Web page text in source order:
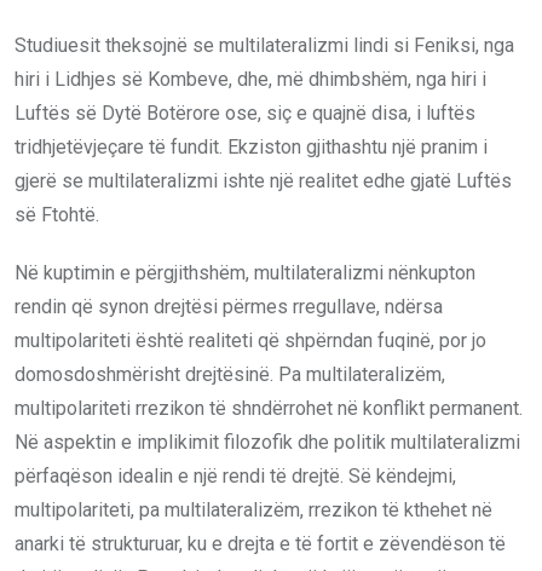
Studiuesit theksojnë se multilateralizmi lindi si Feniksi, nga
hiri i Lidhjes së Kombeve, dhe, më dhimbshëm, nga hiri i
Luftës së Dytë Botërore ose, siç e quajnë disa, i luftës
tridhjetëvjeçare të fundit. Ekziston gjithashtu një pranim i
gjerë se multilateralizmi ishte një realitet edhe gjatë Luftës
së Ftohtë.
Në kuptimin e përgjithshëm, multilateralizmi nënkupton
rendin që synon drejtësi përmes rregullave, ndërsa
multipolariteti është realiteti që shpërndan fuqinë, por jo
domosdoshmërisht drejtësinë. Pa multilateralizëm,
multipolariteti rrezikon të shndërrohet në konflikt permanent.
Në aspektin e implikimit filozofik dhe politik multilateralizmi
përfaqëson idealin e një rendi të drejtë. Së këndejmi,
multipolariteti, pa multilateralizëm, rrezikon të kthehet në
anarki të strukturuar, ku e drejta e të fortit e zëvendëson të